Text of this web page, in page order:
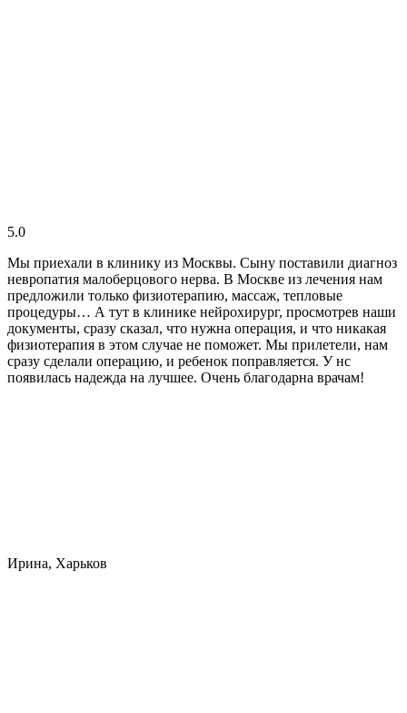
5.0
Мы приехали в клинику из Москвы. Сыну поставили диагноз
невропатия малоберцового нерва. В Москве из лечения нам
предложили только физиотерапию, массаж, тепловые
процедуры… А тут в клинике нейрохирург, просмотрев наши
документы, сразу сказал, что нужна операция, и что никакая
физиотерапия в этом случае не поможет. Мы прилетели, нам
сразу сделали операцию, и ребенок поправляется. У нс
появилась надежда на лучшее. Очень благодарна врачам!
Ирина, Харьков